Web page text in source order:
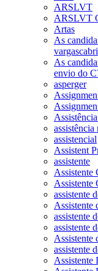
ARSLVT
ARSLVT
Artas
As
As
envio do
asperger
assistência
assistencial
Assistent
assistente
Assistente
Assistente
assistente
Assistente
assistente
assistente
Assistente
assistente
Assistente